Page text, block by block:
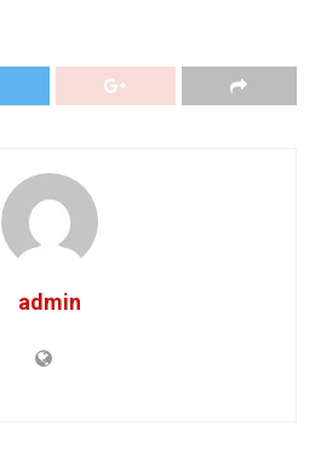
admin